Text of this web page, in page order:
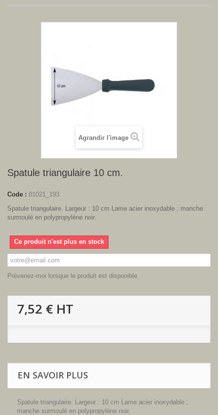
Agrandir l'image
Spatule triangulaire 10 cm.
Code : 01021_193
Spatule triangulaire. Largeur : 10 cm Lame acier inoxydable ; manche
surmoulé en polypropylène noir.
Ce produit n'est plus en stock
Prévenez-moi lorsque le produit est disponible
7,52 € HT
EN SAVOIR PLUS
Spatule triangulaire. Largeur : 10 cm Lame acier inoxydable ;
manche surmoulé en polypropylène noir.